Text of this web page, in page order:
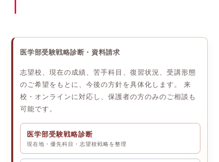
医学部受験戦略診断・資料請求
志望校、現在の成績、苦手科目、復習状況、受講形態
のご希望をもとに、今後の方針を具体化します。 来
校・オンラインに対応し、保護者の方のみのご相談も
可能です。
医学部受験戦略診断
現在地・優先科目・志望校戦略を整理